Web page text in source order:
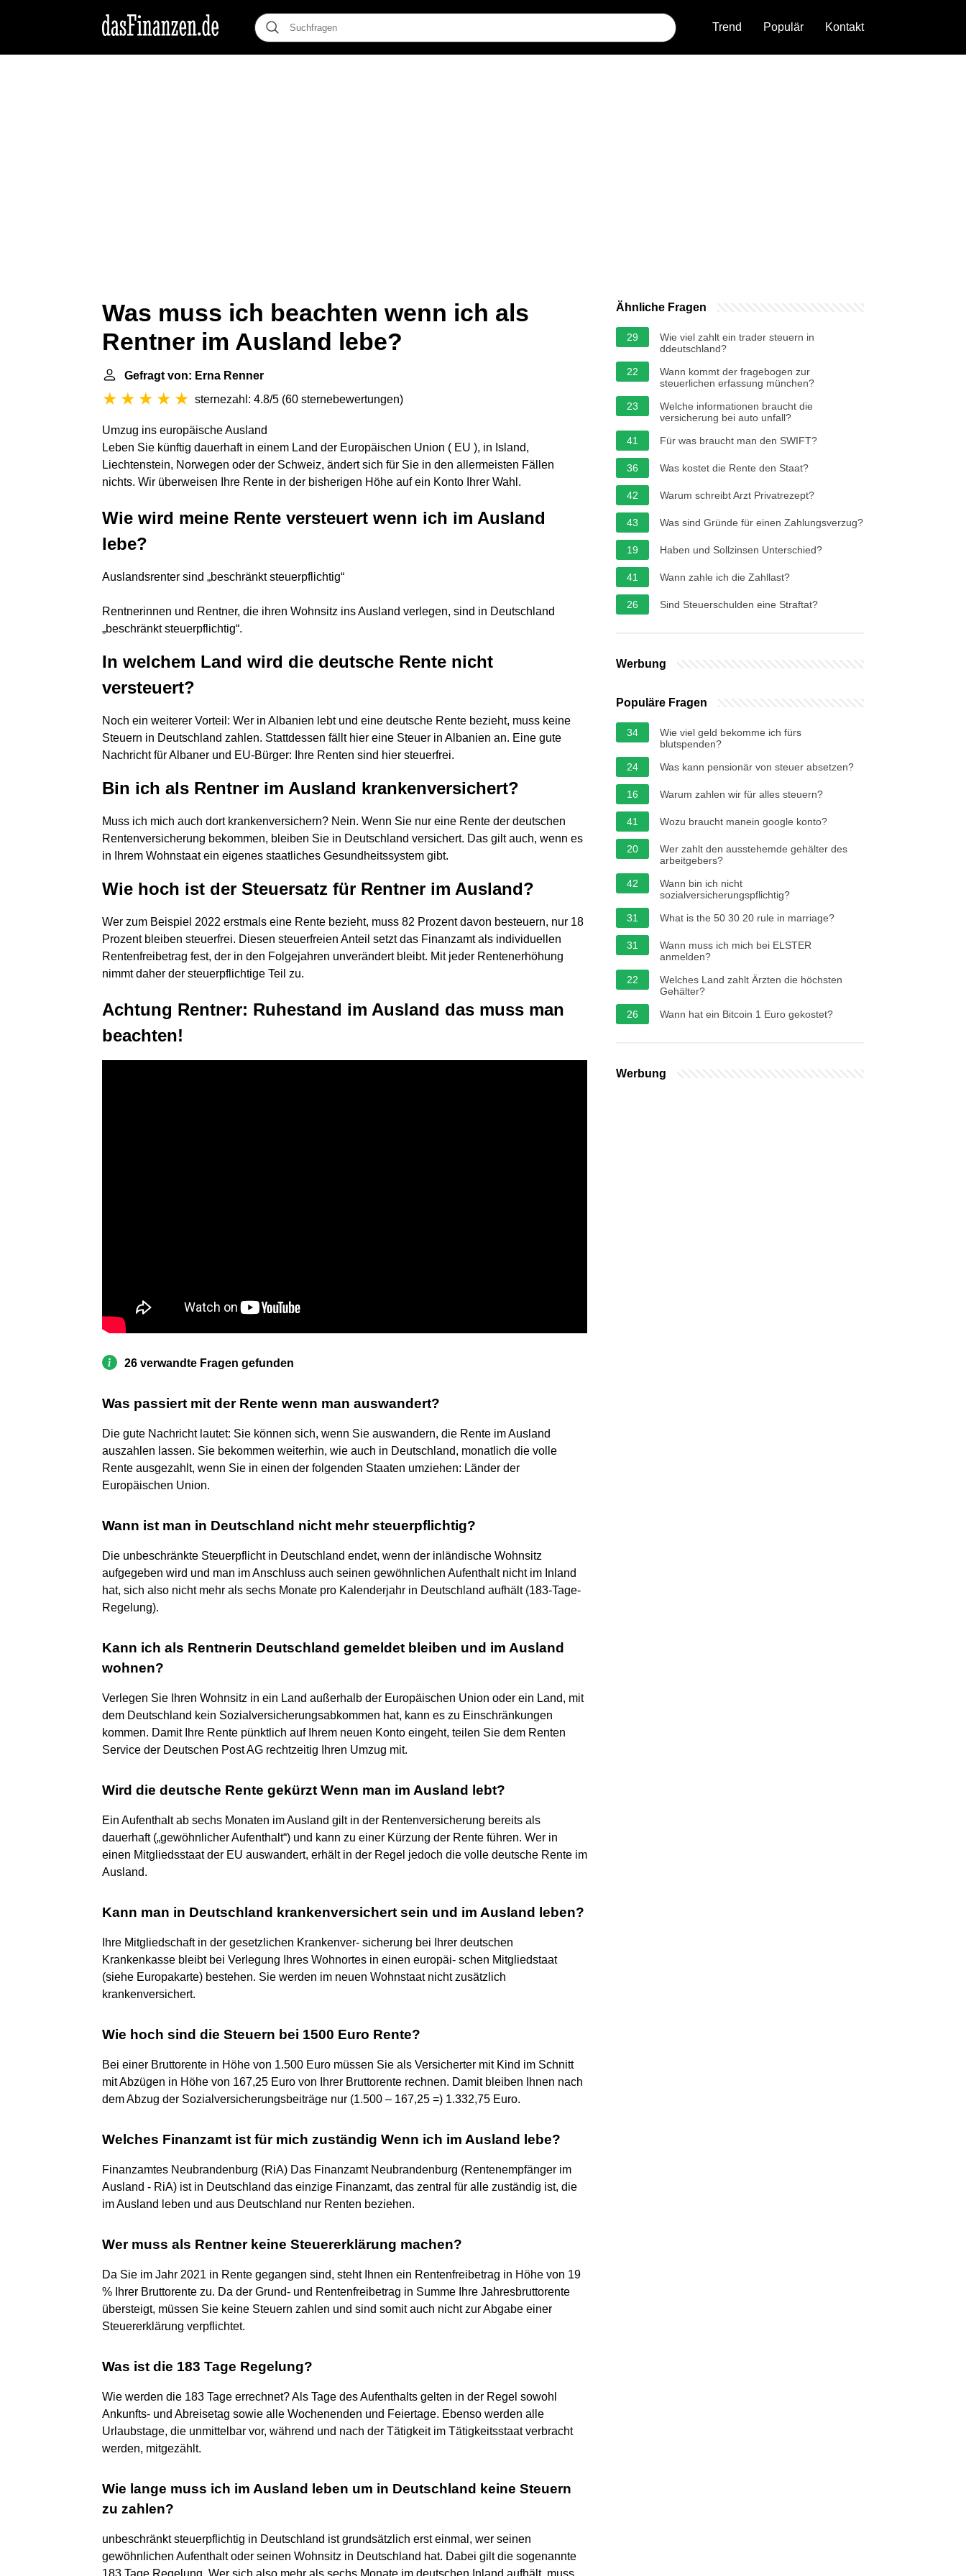
Trend Populär Kontakt
Was muss ich beachten wenn ich als
Rentner im Ausland lebe?
Gefragt von: Erna Renner
sternezahl: 4.8/5 (60 sternebewertungen)
Umzug ins europäische Ausland
Leben Sie künftig dauerhaft in einem Land der Europäischen Union ( EU ), in Island,
Liechtenstein, Norwegen oder der Schweiz, ändert sich für Sie in den allermeisten Fällen
nichts. Wir überweisen Ihre Rente in der bisherigen Höhe auf ein Konto Ihrer Wahl.
Wie wird meine Rente versteuert wenn ich im Ausland
lebe?
Auslandsrenter sind „beschränkt steuerpflichtig“
Rentnerinnen und Rentner, die ihren Wohnsitz ins Ausland verlegen, sind in Deutschland
„beschränkt steuerpflichtig“.
In welchem Land wird die deutsche Rente nicht
versteuert?
Noch ein weiterer Vorteil: Wer in Albanien lebt und eine deutsche Rente bezieht, muss keine
Steuern in Deutschland zahlen. Stattdessen fällt hier eine Steuer in Albanien an. Eine gute
Nachricht für Albaner und EU-Bürger: Ihre Renten sind hier steuerfrei.
Bin ich als Rentner im Ausland krankenversichert?
Muss ich mich auch dort krankenversichern? Nein. Wenn Sie nur eine Rente der deutschen
Rentenversicherung bekommen, bleiben Sie in Deutschland versichert. Das gilt auch, wenn es
in Ihrem Wohnstaat ein eigenes staatliches Gesundheitssystem gibt.
Wie hoch ist der Steuersatz für Rentner im Ausland?
Wer zum Beispiel 2022 erstmals eine Rente bezieht, muss 82 Prozent davon besteuern, nur 18
Prozent bleiben steuerfrei. Diesen steuerfreien Anteil setzt das Finanzamt als individuellen
Rentenfreibetrag fest, der in den Folgejahren unverändert bleibt. Mit jeder Rentenerhöhung
nimmt daher der steuerpflichtige Teil zu.
Achtung Rentner: Ruhestand im Ausland das muss man
beachten!
26 verwandte Fragen gefunden
Was passiert mit der Rente wenn man auswandert?
Die gute Nachricht lautet: Sie können sich, wenn Sie auswandern, die Rente im Ausland
auszahlen lassen. Sie bekommen weiterhin, wie auch in Deutschland, monatlich die volle
Rente ausgezahlt, wenn Sie in einen der folgenden Staaten umziehen: Länder der
Europäischen Union.
Wann ist man in Deutschland nicht mehr steuerpflichtig?
Die unbeschränkte Steuerpflicht in Deutschland endet, wenn der inländische Wohnsitz
aufgegeben wird und man im Anschluss auch seinen gewöhnlichen Aufenthalt nicht im Inland
hat, sich also nicht mehr als sechs Monate pro Kalenderjahr in Deutschland aufhält (183-Tage-
Regelung).
Kann ich als Rentnerin Deutschland gemeldet bleiben und im Ausland
wohnen?
Verlegen Sie Ihren Wohnsitz in ein Land außerhalb der Europäischen Union oder ein Land, mit
dem Deutschland kein Sozialversicherungsabkommen hat, kann es zu Einschränkungen
kommen. Damit Ihre Rente pünktlich auf Ihrem neuen Konto eingeht, teilen Sie dem Renten
Service der Deutschen Post AG rechtzeitig Ihren Umzug mit.
Wird die deutsche Rente gekürzt Wenn man im Ausland lebt?
Ein Aufenthalt ab sechs Monaten im Ausland gilt in der Rentenversicherung bereits als
dauerhaft („gewöhnlicher Aufenthalt“) und kann zu einer Kürzung der Rente führen. Wer in
einen Mitgliedsstaat der EU auswandert, erhält in der Regel jedoch die volle deutsche Rente im
Ausland.
Kann man in Deutschland krankenversichert sein und im Ausland leben?
Ihre Mitgliedschaft in der gesetzlichen Krankenver- sicherung bei Ihrer deutschen
Krankenkasse bleibt bei Verlegung Ihres Wohnortes in einen europäi- schen Mitgliedstaat
(siehe Europakarte) bestehen. Sie werden im neuen Wohnstaat nicht zusätzlich
krankenversichert.
Wie hoch sind die Steuern bei 1500 Euro Rente?
Bei einer Bruttorente in Höhe von 1.500 Euro müssen Sie als Versicherter mit Kind im Schnitt
mit Abzügen in Höhe von 167,25 Euro von Ihrer Bruttorente rechnen. Damit bleiben Ihnen nach
dem Abzug der Sozialversicherungsbeiträge nur (1.500 – 167,25 =) 1.332,75 Euro.
Welches Finanzamt ist für mich zuständig Wenn ich im Ausland lebe?
Finanzamtes Neubrandenburg (RiA) Das Finanzamt Neubrandenburg (Rentenempfänger im
Ausland - RiA) ist in Deutschland das einzige Finanzamt, das zentral für alle zuständig ist, die
im Ausland leben und aus Deutschland nur Renten beziehen.
Wer muss als Rentner keine Steuererklärung machen?
Da Sie im Jahr 2021 in Rente gegangen sind, steht Ihnen ein Rentenfreibetrag in Höhe von 19
% Ihrer Bruttorente zu. Da der Grund- und Rentenfreibetrag in Summe Ihre Jahresbruttorente
übersteigt, müssen Sie keine Steuern zahlen und sind somit auch nicht zur Abgabe einer
Steuererklärung verpflichtet.
Was ist die 183 Tage Regelung?
Wie werden die 183 Tage errechnet? Als Tage des Aufenthalts gelten in der Regel sowohl
Ankunfts- und Abreisetag sowie alle Wochenenden und Feiertage. Ebenso werden alle
Urlaubstage, die unmittelbar vor, während und nach der Tätigkeit im Tätigkeitsstaat verbracht
werden, mitgezählt.
Wie lange muss ich im Ausland leben um in Deutschland keine Steuern
zu zahlen?
unbeschränkt steuerpflichtig in Deutschland ist grundsätzlich erst einmal, wer seinen
gewöhnlichen Aufenthalt oder seinen Wohnsitz in Deutschland hat. Dabei gilt die sogenannte
183 Tage Regelung. Wer sich also mehr als sechs Monate im deutschen Inland aufhält, muss
Ähnliche Fragen
29
Wie viel zahlt ein trader steuern in
ddeutschland?
22
Wann kommt der fragebogen zur
steuerlichen erfassung münchen?
23
Welche informationen braucht die
versicherung bei auto unfall?
41
Für was braucht man den SWIFT?
36 Was kostet die Rente den Staat?
42 Warum schreibt Arzt Privatrezept?
43 Was sind Gründe für einen Zahlungsverzug?
19 Haben und Sollzinsen Unterschied?
41 Wann zahle ich die Zahllast?
26 Sind Steuerschulden eine Straftat?
Werbung
Populäre Fragen
34
Wie viel geld bekomme ich fürs
blutspenden?
24
Was kann pensionär von steuer absetzen?
16 Warum zahlen wir für alles steuern?
41 Wozu braucht manein google konto?
20
Wer zahlt den ausstehemde gehälter des
arbeitgebers?
42
Wann bin ich nicht
sozialversicherungspflichtig?
31
What is the 50 30 20 rule in marriage?
31
Wann muss ich mich bei ELSTER
anmelden?
22
Welches Land zahlt Ärzten die höchsten
Gehälter?
26
Wann hat ein Bitcoin 1 Euro gekostet?
Werbung